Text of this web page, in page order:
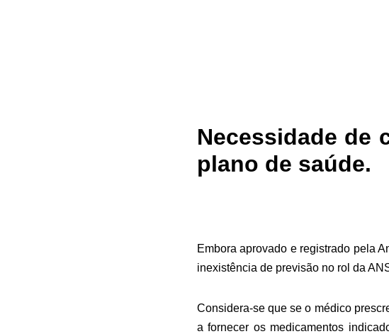
Necessidade de
plano de saúde.
Embora aprovado e registrado pela
inexistência de previsão no rol da
Considera-se que se o médico
a fornecer os medicamentos